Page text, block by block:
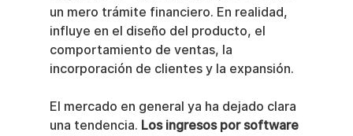
un mero trámite financiero. En realidad,
influye en el diseño del producto, el
comportamiento de ventas, la
incorporación de clientes y la expansión.
El mercado en general ya ha dejado clara
una tendencia. Los ingresos por software